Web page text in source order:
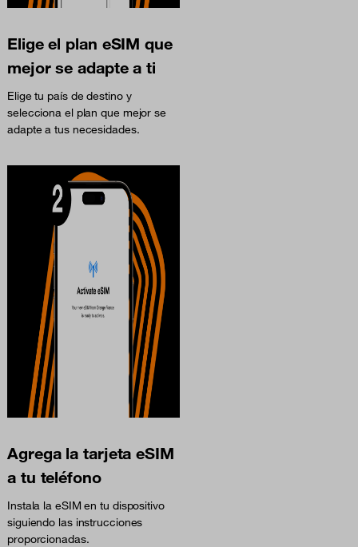
Elige el plan eSIM que
mejor se adapte a ti
Elige tu país de destino y
selecciona el plan que mejor se
adapte a tus necesidades.
Agrega la tarjeta eSIM
a tu teléfono
Instala la eSIM en tu dispositivo
siguiendo las instrucciones
proporcionadas.